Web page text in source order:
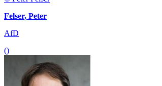
Felser, Peter
AfD
()